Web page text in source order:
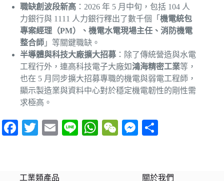
職缺創波段新高 ：2026 年 5 月中旬，包括 104 人
力銀行與 1111 人力銀行釋出了數千個「 機電統包
專案經理（PM）、機電水電現場主任、消防機電
整合師 」等關鍵職缺。
半導體與科技大廠擴大招募：除了傳統營造與水電
工程行外，連高科技電子大廠如鴻海精密工業等，
也在 5 月同步擴大招募專職的機電與弱電工程師，
顯示製造業與資料中心對於穩定機電韌性的剛性需
求極高。
Fa
ok
T
r
E
Li
W
W
M
ng
工業類產品 關於我們